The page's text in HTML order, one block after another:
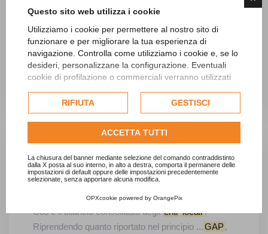
Questo sito web utilizza i cookie
Utilizziamo i cookie per permettere al nostro sito di
funzionare e per migliorare la tua esperienza di
navigazione. Controlla come utilizziamo i cookie e, se lo
desideri, personalizzane la configurazione. Eventuali
cookie di profilazione o commerciali verranno utilizzati
dell'utente e, se consentito, potrebbero essere utilizzati
per personalizzare gli annunci pubblicitari. Per ulteriori
informazioni su come Google utilizza i dati raccolti,
politica sulla privacy di Google
Consulta l'informativa cookie completa.
RIFIUTA GESTISCI
ACCETTA TUTTI
La chiusura del banner mediante selezione del comando contraddistinto
dalla X posta al suo interno, in alto a destra, comporta il permanere delle
impostazioni di default oppure delle impostazioni precedentemente
selezionate, senza apportare alcuna modifica.
OPXcookie powered by OrangePix
nel principio contabile 4/4 Arconet leggiamo che:...
Bilancio consolidatoEnti
Locali2020
Cos’è il bilancio consolidato deglienti locali?
Riprendendo quanto riportato nel principio ...GAP,